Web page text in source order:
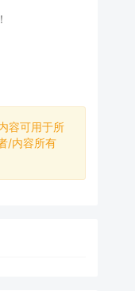
容可用于所
/内容所有